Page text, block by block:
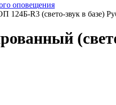
оповещения
R3 (свето-звук в базе)